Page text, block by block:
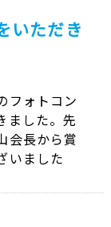
いただき
フォトコン
ました。先
会長から賞
いました